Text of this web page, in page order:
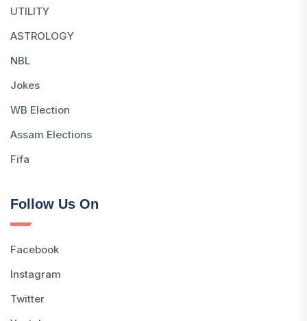
UTILITY
ASTROLOGY
NBL
Jokes
WB Election
Assam Elections
Fifa
Follow Us On
Facebook
Instagram
Twitter